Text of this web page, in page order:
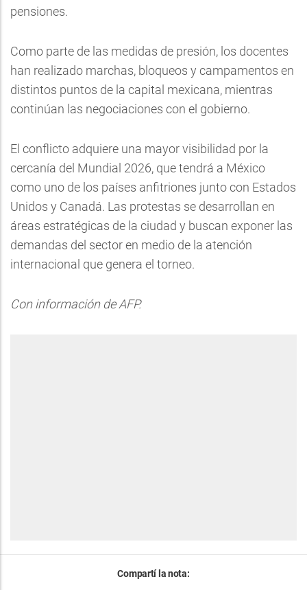
pensiones.
Como parte de las medidas de presión, los docentes
han realizado marchas, bloqueos y campamentos en
distintos puntos de la capital mexicana, mientras
continúan las negociaciones con el gobierno.
El conflicto adquiere una mayor visibilidad por la
cercanía del Mundial 2026, que tendrá a México
como uno de los países anfitriones junto con Estados
Unidos y Canadá. Las protestas se desarrollan en
áreas estratégicas de la ciudad y buscan exponer las
demandas del sector en medio de la atención
internacional que genera el torneo.
Con información de AFP.
Compartí la nota: